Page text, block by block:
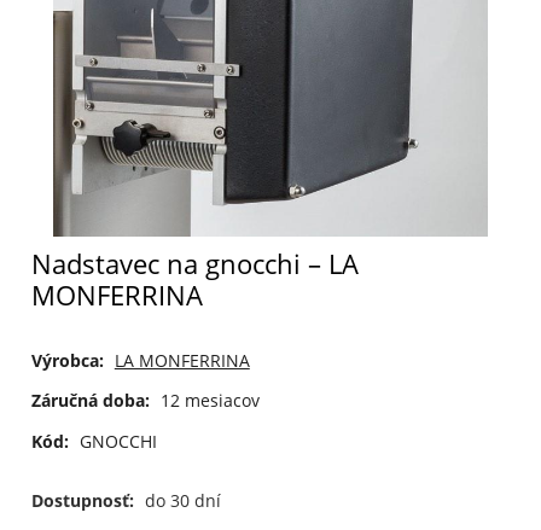
Nadstavec na gnocchi – LA
MONFERRINA
Výrobca: LA MONFERRINA
Záručná doba: 12 mesiacov
Kód: GNOCCHI
Dostupnosť: do 30 dní